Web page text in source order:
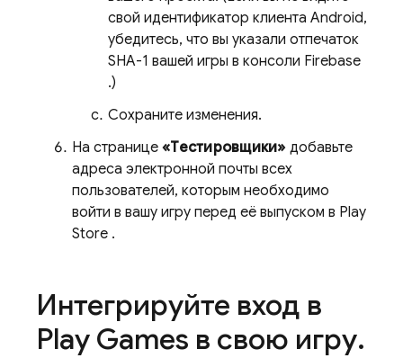
свой идентификатор клиента Android,
убедитесь, что вы указали отпечаток
SHA-1 вашей игры в консоли Firebase
.)
Сохраните изменения.
На странице «Тестировщики» добавьте
адреса электронной почты всех
пользователей, которым необходимо
войти в вашу игру перед её выпуском в Play
Store .
Интегрируйте вход в
Play Games в свою игру.